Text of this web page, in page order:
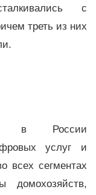
с
треть из них
в России
услуг и
всех сегментах
домохозяйств,